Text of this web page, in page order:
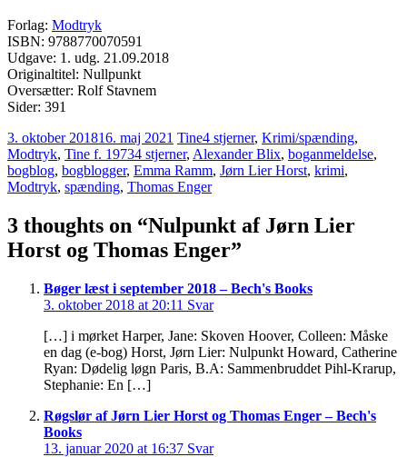
Forlag: Modtryk
ISBN: 9788770070591
Udgave: 1. udg. 21.09.2018
Originaltitel: Nullpunkt
Oversætter: Rolf Stavnem
Sider: 391
3. oktober 201816. maj 2021 Tine4 stjerner, Krimi/spænding,
Modtryk, Tine f. 19734 stjerner, Alexander Blix, boganmeldelse,
bogblog, bogblogger, Emma Ramm, Jørn Lier Horst, krimi,
Modtryk, spænding, Thomas Enger
3 thoughts on “Nulpunkt af Jørn Lier
Horst og Thomas Enger”
Bøger læst i september 2018 – Bech's Books
3. oktober 2018 at 20:11 Svar
[…] i mørket Harper, Jane: Skoven Hoover, Colleen: Måske
en dag (e-bog) Horst, Jørn Lier: Nulpunkt Howard, Catherine
Ryan: Dødelig løgn Paris, B.A: Sammenbruddet Pihl-Krarup,
Stephanie: En […]
Røgslør af Jørn Lier Horst og Thomas Enger – Bech's
Books
13. januar 2020 at 16:37 Svar